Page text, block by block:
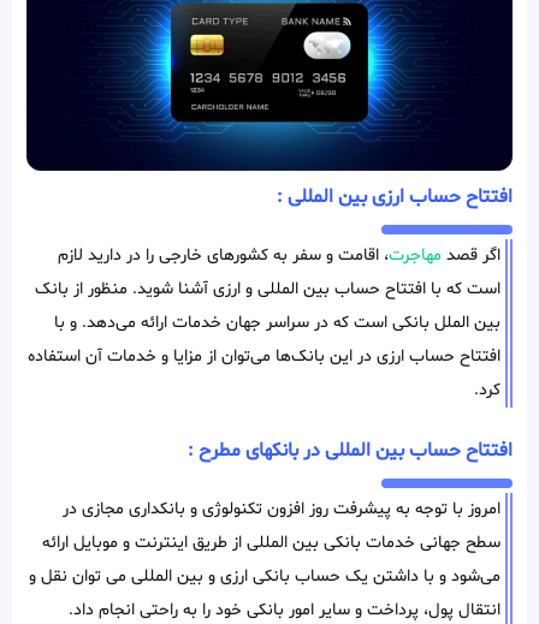
افتتاح حساب ارزی بین المللی :
اگر قصد مهاجرت، اقامت و سفر به کشورهای خارجی را در دارید لازم
است که با افتتاح حساب بین ‌المللی و ارزی آشنا شوید. منظور از بانک
بین‌ الملل بانکی است که در سراسر جهان خدمات ارائه می‌دهد. و با
افتتاح حساب ارزی در این بانک‌ها می‌توان از مزایا و خدمات آن استفاده
کرد.
افتتاح حساب بین المللی در بانکهای مطرح :
امروز با توجه به پیشرفت روز افزون تکنولوژی و بانکداری مجازی در
سطح جهانی خدمات بانکی بین المللی از طریق اینترنت و موبایل ارائه
می‌شود و با داشتن یک حساب بانکی ارزی و بین‌ المللی می توان نقل و
انتقال پول، پرداخت و سایر امور بانکی خود را به راحتی انجام داد.